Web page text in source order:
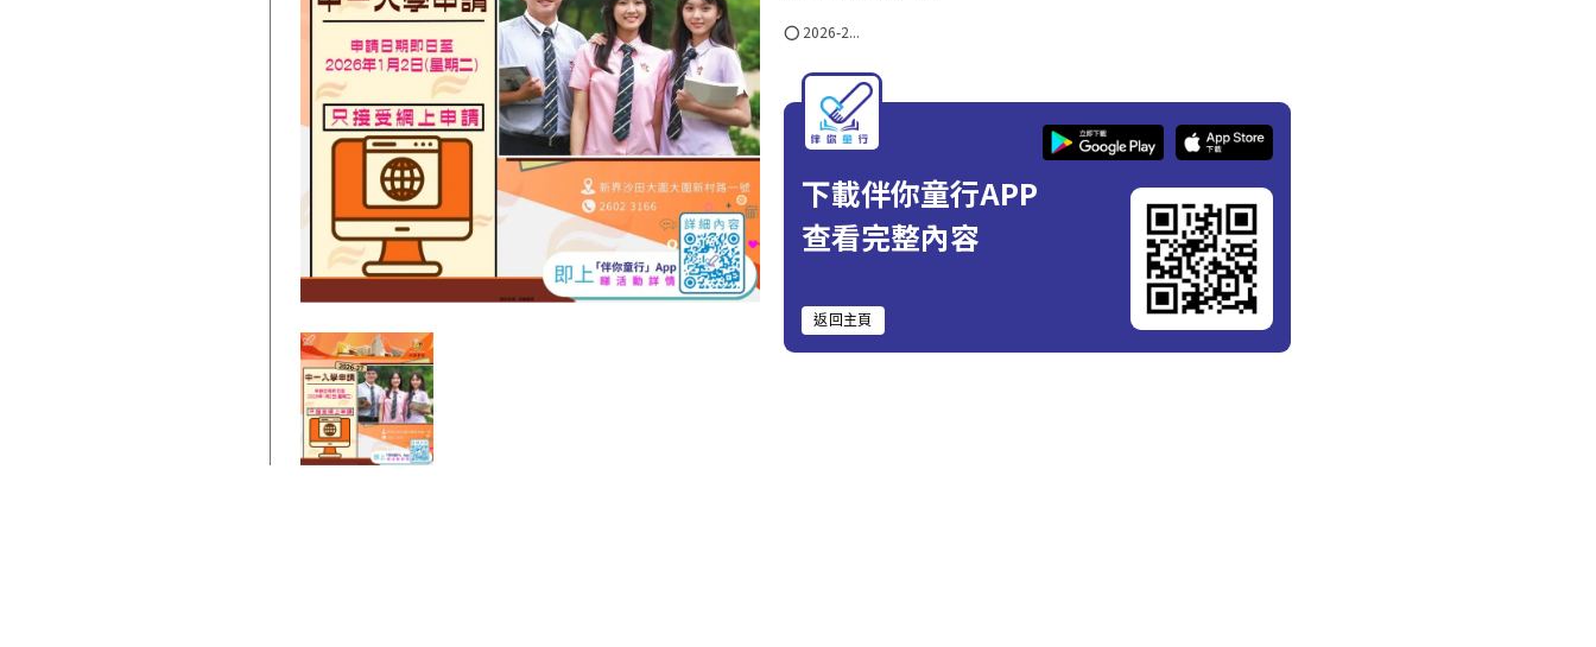
⭕ 2026-2...
下載伴你童行APP
查看完整內容
返回主頁